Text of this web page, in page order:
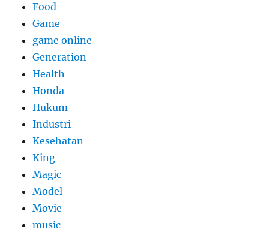
Food
Game
game online
Generation
Health
Honda
Hukum
Industri
Kesehatan
King
Magic
Model
Movie
music